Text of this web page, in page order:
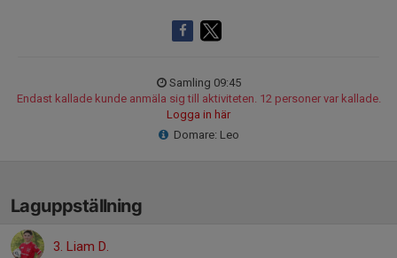
Samling 09:45
Endast kallade kunde anmäla sig till aktiviteten. 12 personer var kallade.
Logga in här
Domare: Leo
Laguppställning
3. Liam D.